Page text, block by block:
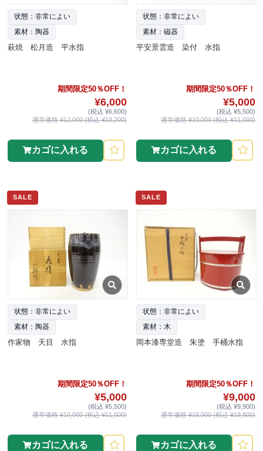
状態：非常によい
素材：陶器
萩焼 松月造 平水指
期間限定50％OFF！
¥6,000
(税込 ¥6,600)
通常価格 ¥12,000 (税込 ¥13,200)
カゴに入れる
状態：非常によい
素材：磁器
平安景雲造 染付 水指
期間限定50％OFF！
¥5,000
(税込 ¥5,500)
通常価格 ¥10,000 (税込 ¥11,000)
カゴに入れる
SALE
状態：非常によい
素材：陶器
作家物 天目 水指
期間限定50％OFF！
¥5,000
(税込 ¥5,500)
通常価格 ¥10,000 (税込 ¥11,000)
カゴに入れる
SALE
状態：非常によい
素材：木
岡本漆専堂造 朱塗 手桶水指
期間限定50％OFF！
¥9,000
(税込 ¥9,900)
通常価格 ¥18,000 (税込 ¥19,800)
カゴに入れる